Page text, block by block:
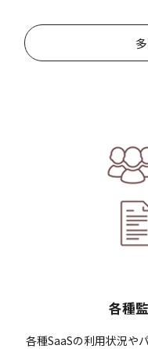
各種
各種SaaSの利用状況や